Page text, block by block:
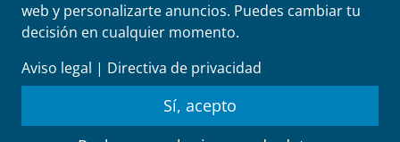
©2026perezalonsoabogados.es
web y personalizarte anuncios. Puedes cambiar tu
decisión en cualquier momento.
Aviso legal | Directiva de privacidad
Sí, acepto